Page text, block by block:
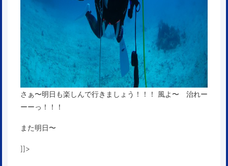
さぁ〜明日も楽しんで行きましょう！！！ 風よ〜 治れー
ーーっ！！！
また明日〜
]]>